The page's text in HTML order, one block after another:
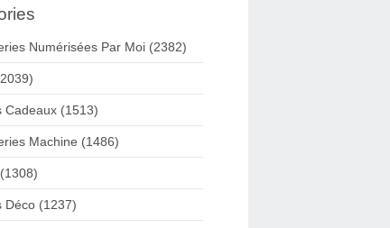
Numérisées Par Moi (2382)
Cadeaux (1513)
Machine (1486)
(1308)
Déco (1237)